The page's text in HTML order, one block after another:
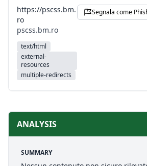
https://pscss.bm.
ro
pscss.bm.ro
text/html
external-
resources
multiple-redirects
Segnala come
ANALYSIS
SUMMARY